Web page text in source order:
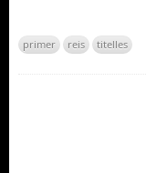
primer reis titelles